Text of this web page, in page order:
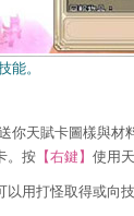
。
你天賦卡圖樣與材
。按【右鍵】 使用
用打怪取得或向